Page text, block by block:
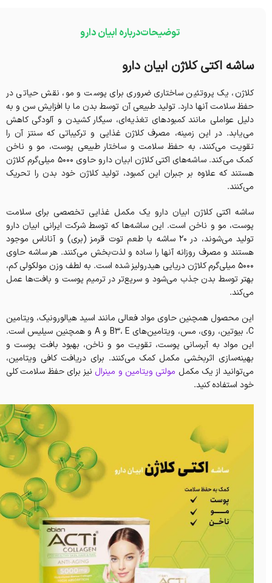
توضیحاتدرباره ابیان دارو
ساشه اکتی کلاژن ابیان دارو
کلاژن، یک پروتئین ساختاری ضروری برای پوست و مو، نقش حیاتی در
حفظ سلامت آنها دارد. تولید طبیعی آن توسط بدن ما با افزایش سن و به
دلیل عواملی مانند کمبودهای تغذیه‌ای، سیگار کشیدن و آلودگی کاهش
می‌یابد. در این زمینه، مصرف کلاژن غذایی و ترکیباتی که سنتز آن را
تقویت می‌کنند، به حفظ سلامت و ساختار طبیعی پوست، مو و ناخن
کمک می‌کند. ساشه‌های اکتی کلاژن ابیان دارو حاوی ۵۰۰۰ میلی‌گرم کلاژن
هستند که علاوه بر جبران این کمبود، تولید کلاژن خود بدن را تحریک
می‌کنند.
ساشه اکتی کلاژن ابیان دارو یک مکمل غذایی تخصصی برای سلامت
پوست، مو و ناخن است. این ساشه‌ها که توسط شرکت ایرانی ابیان دارو
تولید می‌شوند، در ۲۰ ساشه با طعم توت قرمز (بری) و آناناس موجود
هستند و مصرف روزانه آنها را ساده و لذت‌بخش می‌کنند. هر ساشه حاوی
۵۰۰۰ میلی‌گرم کلاژن دریایی هیدرولیز شده است. به لطف وزن مولکولی کم،
بهتر توسط بدن جذب می‌شود و سریع‌تر در ترمیم پوست و بافت‌ها عمل
می‌کند.
این محصول همچنین حاوی مواد فعالی مانند اسید هیالورونیک، ویتامین
C، بیوتین، روی، مس، ویتامین‌های B3، E و A و همچنین سیلیس است.
این مواد به آبرسانی پوست، تقویت مو و ناخن، بهبود بافت پوست و
بهینه‌سازی اثربخشی مکمل کمک می‌کنند. برای دریافت کافی ویتامین،
می‌توانید از یک مکمل مولتی ویتامین و مینرالنیز برای حفظ سلامت کلی
خود استفاده کنید.